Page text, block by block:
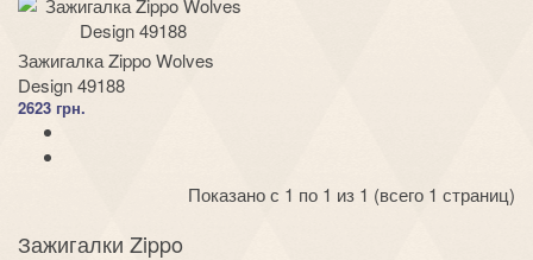
Зажигалка Zippo Wolves
Design 49188
2623 грн.
Показано с 1 по 1 из 1 (всего 1 страниц)
Зажигалки Zippo